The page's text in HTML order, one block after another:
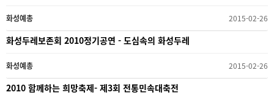
화성예총 2015-02-26
화성두레보존회 2010정기공연 - 도심속의 화성두레
화성예총 2015-02-26
2010 함께하는 희망축제- 제3회 전통민속대축전